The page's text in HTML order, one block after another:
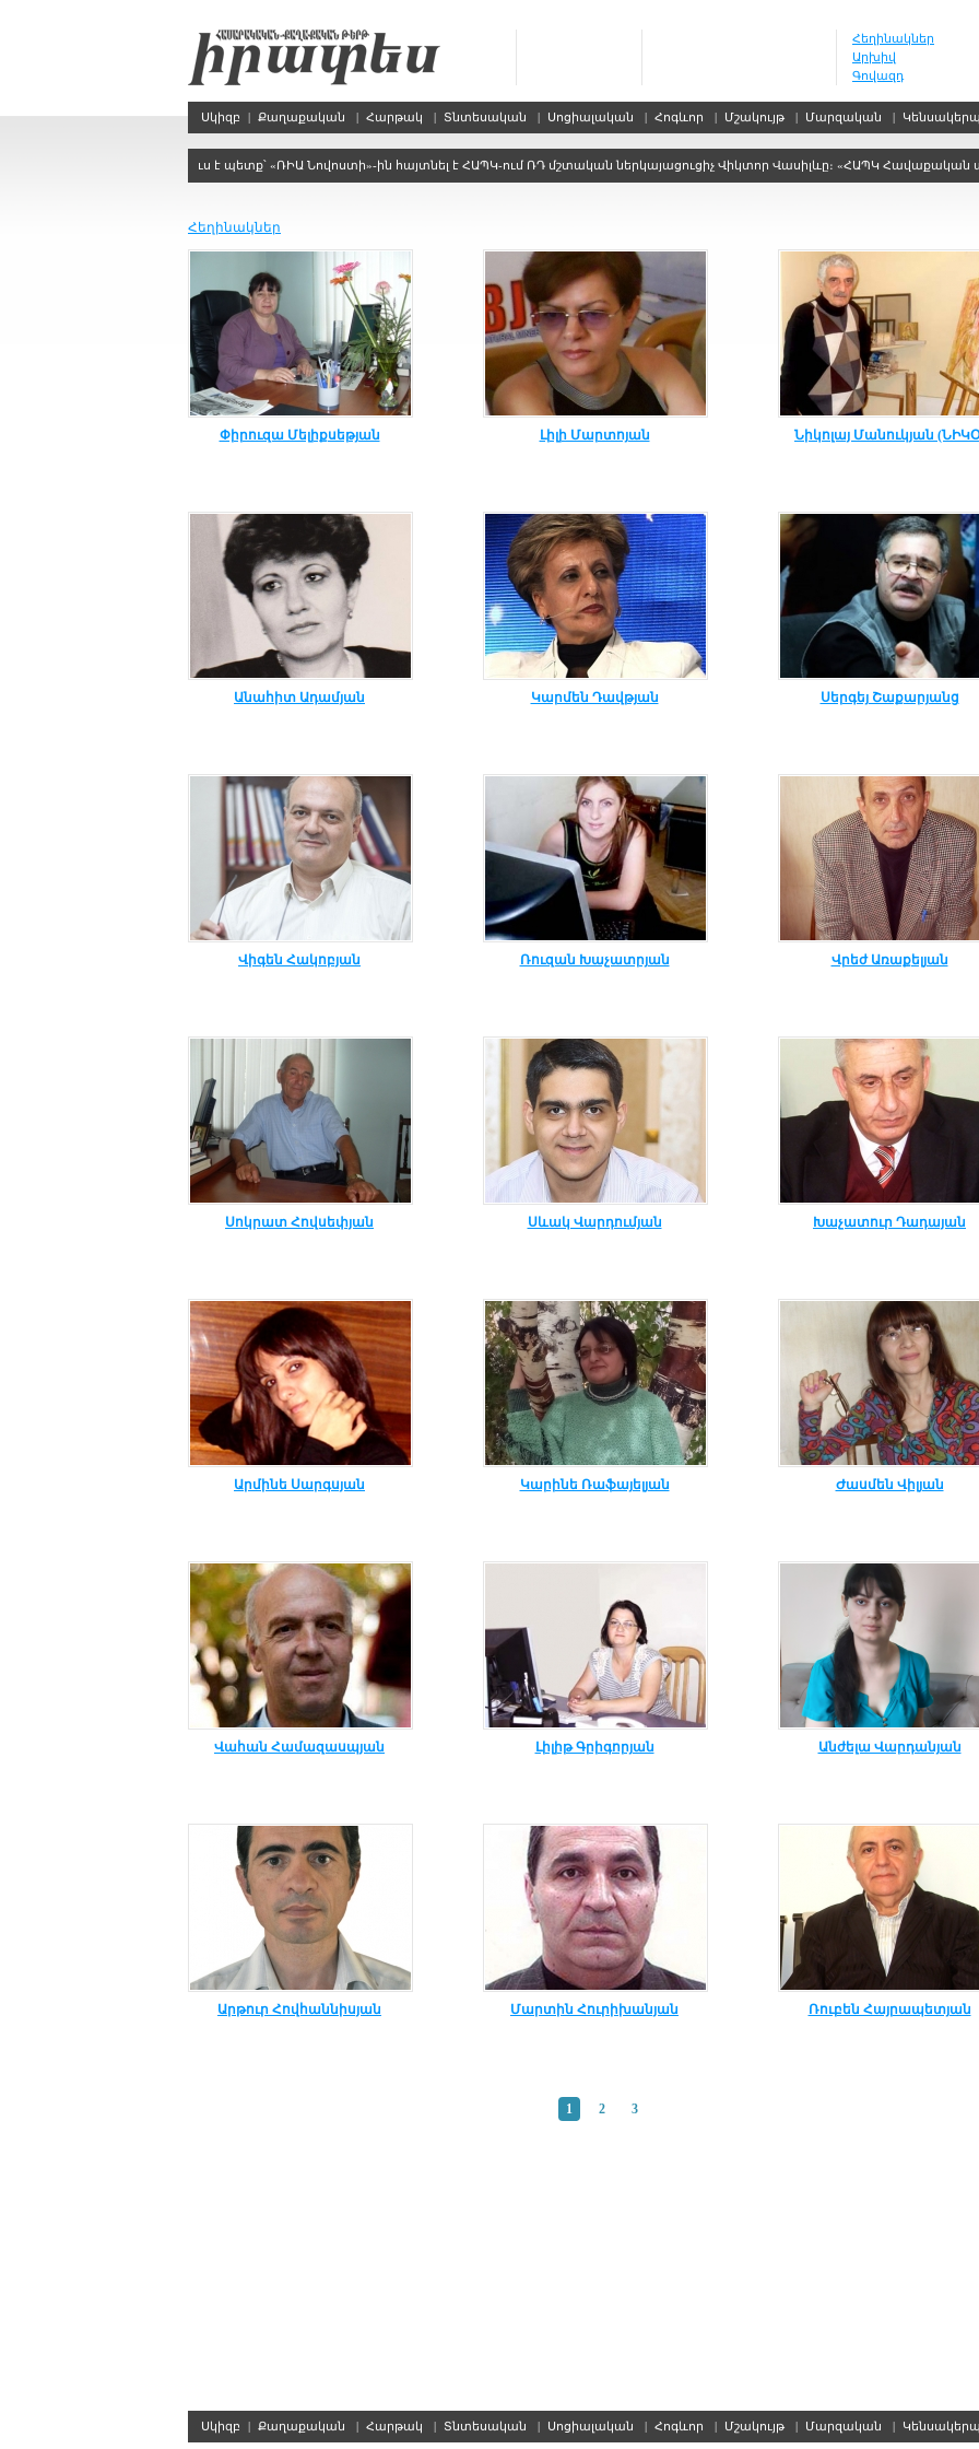
Հեղինակներ
Արխիվ
Գովազդ
Սկիզբ | Քաղաքական | Հարթակ | Տնտեսական | Սոցիալական | Հոգևոր | Մշակույթ | Մարզական | Կենսակերպ
որոշակի կոնսենսուս է պետք՝ «ՌԻԱ Նովոստի»-ին հայտնել է ՀԱՊԿ-ում ՌԴ մշտական ներկայացուցիչ Վիկտոր Վասիլևը։ «ՀԱՊԿ Հավաքական
Հեղինակներ
Փիրուզա Մելիքսեթյան Լիլի Մարտոյան Նիկոլայ Մանուկյան
Անահիտ Ադամյան Կարմեն Դավթյան Սերգեյ Շաքարյանց
Վիգեն Հակոբյան Ռուզան Խաչատրյան Վրեժ Առաքելյան
Սոկրատ Հովսեփյան Սևակ Վարդումյան Խաչատուր Դադայան
Արմինե Սարգսյան Կարինե Ռաֆայելյան Ժասմեն Վիլյան
Վահան Համազասպյան Լիլիթ Գրիգորյան Անժելա Վարդանյան
Արթուր Հովհաննիսյան Մարտին Հուրիխանյան Ռուբեն Հայրապետյան
1 2 3
Սկիզբ | Քաղաքական | Հարթակ | Տնտեսական | Սոցիալական | Հոգևոր | Մշակույթ | Մարզական | Կենսակերպ